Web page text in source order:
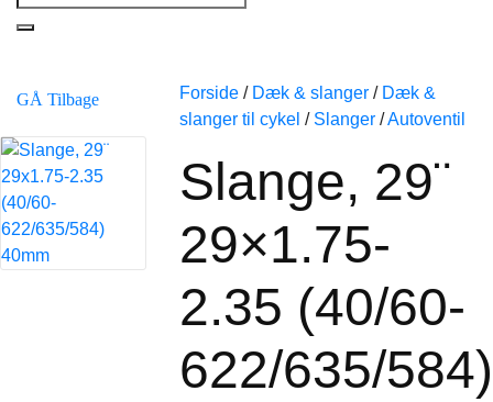
efter:
GÅ Tilbage Forside / Dæk & slanger / Dæk &
slanger til cykel / Slanger /Autoventil
Slange, 29¨
29×1.75-
2.35 (40/60-
622/635/584)